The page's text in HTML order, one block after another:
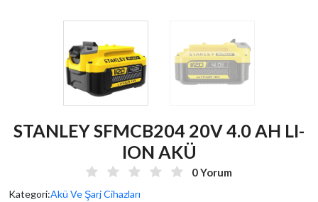
STANLEY SFMCB204 20V 4.0 AH LI-
ION AKÜ
0 Yorum
Kategori:Akü Ve Şarj Cihazları